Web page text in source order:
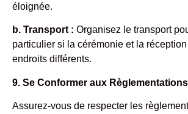
éloignée.
b. Transport : Organisez le transport
particulier si la cérémonie et la
endroits différents.
9. Se Conformer aux Règlementations
Assurez-vous de respecter les